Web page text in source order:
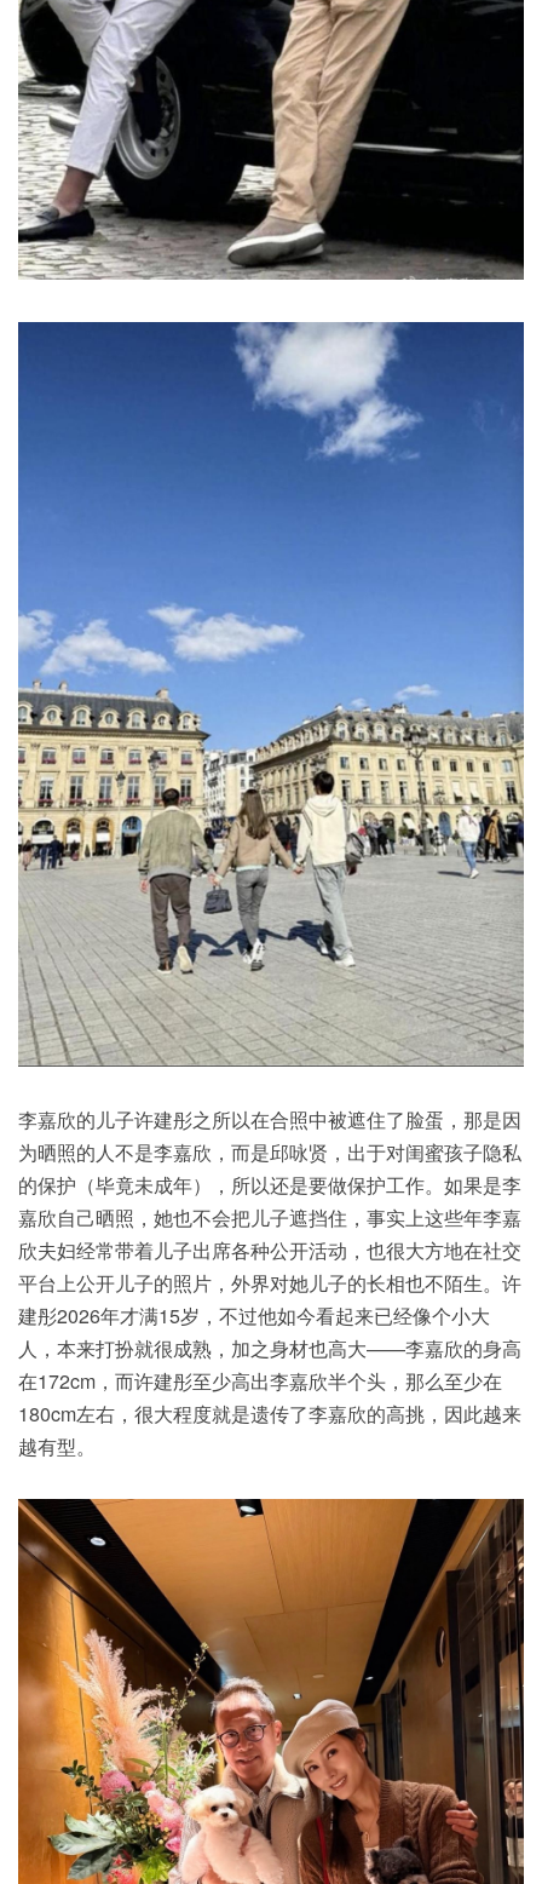
李嘉欣的儿子许建彤之所以在合照中被遮住了脸蛋，那是因
为晒照的人不是李嘉欣，而是邱咏贤，出于对闺蜜孩子隐私
的保护（毕竟未成年），所以还是要做保护工作。如果是李
嘉欣自己晒照，她也不会把儿子遮挡住，事实上这些年李嘉
欣夫妇经常带着儿子出席各种公开活动，也很大方地在社交
平台上公开儿子的照片，外界对她儿子的长相也不陌生。许
建彤2026年才满15岁，不过他如今看起来已经像个小大
人，本来打扮就很成熟，加之身材也高大——李嘉欣的身高
在172cm，而许建彤至少高出李嘉欣半个头，那么至少在
180cm左右，很大程度就是遗传了李嘉欣的高挑，因此越来
越有型。